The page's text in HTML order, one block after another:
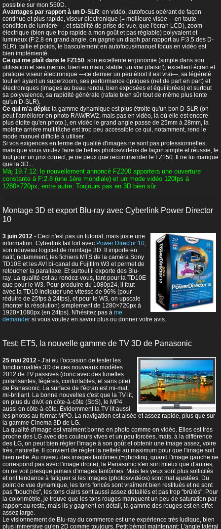
possible sur mon 550D.
Avantages par rapport à un D-SLR: en vidéo, autofocus opérant de façon
continue et plus rapide, viseur électronique (= meilleure visée —en toute
condition de lumière—, et stabilité de prise de vue, que l'écran LCD), zoom
électrique (bien que trop rapide à mon goût et pas réglable) polyvalent et
lumineux (F:2.8 en grand angle, on gagne un diaph par rapport au F:3.5 des D-
SLR), taille et poids, le basculement en autofocus/manuel focus en vidéo est
bien implémenté.
Ce qui me plaît dans le FZ150: son excellente ergonomie (simple dans son
utilisation et ses menus, bien en main, stable, un vrai plaisir!), excellent écran et
pratique viseur électronique —ce dernier un peu étroit il est vrai—, sa légéreté
tout en ayant un superzoom, ses performance optiques (net de part en part) et
électroniques (images au beau rendu, bien exposées et équilibrées) et surtout
sa polyvalence, sa rapidité générale (rafale bien sûr tout de même plus lente
qu'un D-SLR).
Ce qui m'a déplu: la gamme dynamique est plus étroite qu'un bon D-SLR (on
peut l'améliorer en photo RAW/RW2, mais pas en vidéo, là où elle est encore
plus étoite qu'en photo.), en vidéo le grand angle passe de 25mm à 28mm, la
molette arrière multitâche est trop peu accessible ce qui, notamment, rend le
mode manuel difficile à utiliser.
Si vos exigences en terme de qualité d'images ne sont pas professionnelles,
mais que vous voulez faire de belles photos/vidéos de façon simple et réussie, le
tout pour un prix correct, je ne peux que recommander le FZ150. Il ne lui manque
que la 3D...
Màj 19.7.12: le nouvellement annoncé FZ200 apportera une ouverture
constante à F:2.8 (une 1ère mondiale) et un mode vidéo 120fps à
1280×720px, entre autre. Toujours pas en 3D bien sûr.
Montage 3D et export Blu-ray avec Cyberlink Power Director
10
3 juin 2012 - Ceci n'est pas un tutorial, mais juste une
information. Cyberlink fait fort avec Power Director 10,
son nouveau logiciel de montage 3D. Il importe en
natif, notamment, les fichiers MTS de la caméra Sony
TD10E et les AVI bi-canal du Fujifilm W3 et permet de
retoucher la parallaxe. Et surtout il exporte des Blu-
ray. La qualité est au rendez-vous, tant pour la TD10E
que pour le W3. Pour produire du 1080p24, il faut
avec la TD10 indiquer une vitesse de 96% (pour
réduire de 25fps à 24fps), et pour le W3, on upscale
(monter la résolution) simplement de 1280×720px à
1920×1080px (en 24fps). N'hésitez pas à me
demander si vous voulez en savoir plus ou donner votre avis.
Test: ET5, la nouvelle gamme de TV 3D de Panasonic
25 mai 2012 - J'ai eu l'occasion de tester les
fonctionnalités 3D de ces nouveaux modèles
2012 de TV passives (donc avec des lunettes
polarisantes, légères, confortables, et sans pile)
de Panasonic. La surface de l'écran est mi-mat,
mi-brillant. La bonne nouvelles c'est que la TV lit,
en plus du divX en côte-à-côte (SbS), le MP4
aussi en côte-à-côte. Évidemment la TV lit aussi
les photos au format MPO. La navigation est aisée et assez rapide, plus que sur
la gamme Cinema 3D de LG.
La qualité d'image est vraiment bonne en photo comme en vidéo. Elles est très
proche des LG avec des couleurs vives et un peu forcées, mais, à la différence
des LG, on peut bien régler l'image à son goût et obtenir une image assez, voire
très, naturelle. Il convient de régler la netteté au maximum pour que l'image soit
bien nette. Au niveau des images fantômes (=ghosting, quand l'image gauche ne
correspond pas avec l'image droite), la Panasonic s'en sort mieux que d'autres,
on ne voit presque jamais d'images fantômes. Mais les yeux sont plus sollicités
et ont tendance à fatiguer si les images (photos/vidéos) sont mal ajustées. Du
point de vue dynamique, les tons foncés sont vraîment bien restitués et ne sont
pas "bouchés", les tons clairs sont aussi assez détaillés et pas trop "brûlés". Pour
la colorimétrie, je trouve que les tons rouges manquent un peu de saturation par
rapport au reste, mais ils y gagnent en détail, la gamme des rouges est en effet
assez large.
Le visionnement de Blu-ray du commerce est une expérience très ludique, bien
plus immersive qu'en 2D comme toujours. Petit bémol maintenant: L'angle latéral